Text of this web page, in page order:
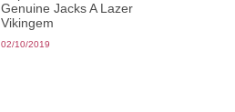
Genuine Jacks A Lazer
Vikingem
02/10/2019